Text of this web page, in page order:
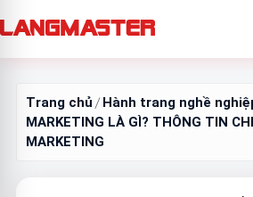
Trang chủ /Hành trang nghề
MARKETING LÀ GÌ? THÔNG TIN
MARKETING